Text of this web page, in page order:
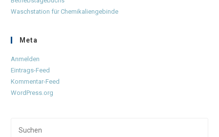
Waschstation für Chemikaliengebinde
Meta
Anmelden
Eintrags-Feed
Kommentar-Feed
WordPress.org